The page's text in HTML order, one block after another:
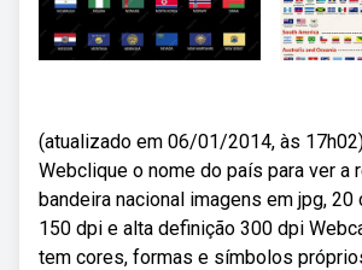
(atualizado em 06/01/2014, às
Webclique o nome do país para ver a
bandeira nacional imagens em jpg, 20
150 dpi e alta definição 300 dpi
tem cores, formas e símbolos